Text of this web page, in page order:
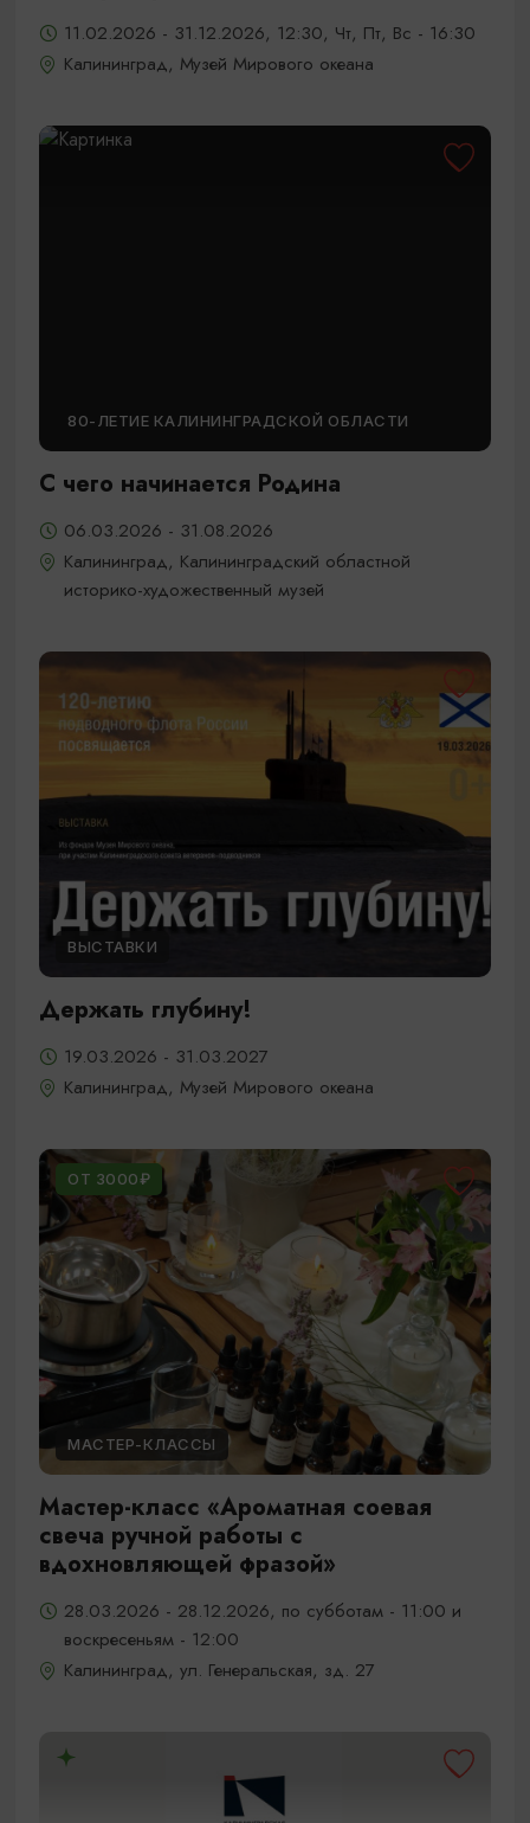
11.02.2026 - 31.12.2026, 12:30, Чт, Пт, Вс - 16:30
Калининград, Музей Мирового океана
80-ЛЕТИЕ КАЛИНИНГРАДСКОЙ ОБЛАСТИ
С чего начинается Родина
06.03.2026 - 31.08.2026
Калининград, Калининградский областной
историко-художественный музей
ВЫСТАВКИ
Держать глубину!
19.03.2026 - 31.03.2027
Калининград, Музей Мирового океана
ОТ 3000₽
МАСТЕР-КЛАССЫ
Мастер-класс «Ароматная соевая
свеча ручной работы с
вдохновляющей фразой»
28.03.2026 - 28.12.2026, по субботам - 11:00 и
воскресеньям - 12:00
Калининград, ул. Генеральская, зд. 27